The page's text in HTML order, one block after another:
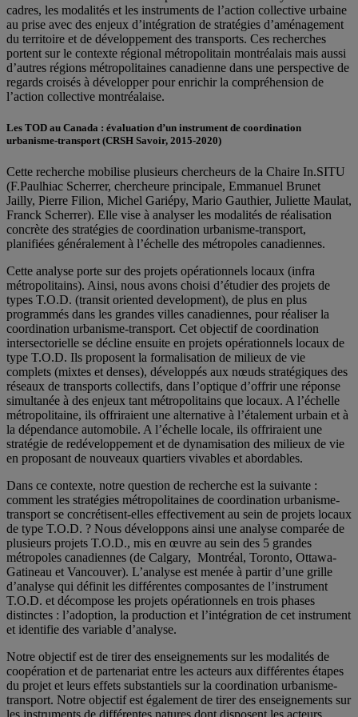
cadres, les modalités et les instruments de l’action collective urbaine
au prise avec des enjeux d’intégration de stratégies d’aménagement
du territoire et de développement des transports. Ces recherches
portent sur le contexte régional métropolitain montréalais mais aussi
d’autres régions métropolitaines canadienne dans une perspective de
regards croisés à développer pour enrichir la compréhension de
l’action collective montréalaise.
Les TOD au Canada : évaluation d’un instrument de coordination
urbanisme-transport (CRSH Savoir, 2015-2020)
Cette recherche mobilise plusieurs chercheurs de la Chaire In.SITU
(F.Paulhiac Scherrer, chercheure principale, Emmanuel Brunet
Jailly, Pierre Filion, Michel Gariépy, Mario Gauthier, Juliette Maulat,
Franck Scherrer). Elle vise à analyser les modalités de réalisation
concrète des stratégies de coordination urbanisme-transport,
planifiées généralement à l’échelle des métropoles canadiennes.
Cette analyse porte sur des projets opérationnels locaux (infra
métropolitains). Ainsi, nous avons choisi d’étudier des projets de
types T.O.D. (transit oriented development), de plus en plus
programmés dans les grandes villes canadiennes, pour réaliser la
coordination urbanisme-transport. Cet objectif de coordination
intersectorielle se décline ensuite en projets opérationnels locaux de
type T.O.D. Ils proposent la formalisation de milieux de vie
complets (mixtes et denses), développés aux nœuds stratégiques des
réseaux de transports collectifs, dans l’optique d’offrir une réponse
simultanée à des enjeux tant métropolitains que locaux. A l’échelle
métropolitaine, ils offriraient une alternative à l’étalement urbain et à
la dépendance automobile. A l’échelle locale, ils offriraient une
stratégie de redéveloppement et de dynamisation des milieux de vie
en proposant de nouveaux quartiers vivables et abordables.
Dans ce contexte, notre question de recherche est la suivante :
comment les stratégies métropolitaines de coordination urbanisme-
transport se concrétisent-elles effectivement au sein de projets locaux
de type T.O.D. ? Nous développons ainsi une analyse comparée de
plusieurs projets T.O.D., mis en œuvre au sein des 5 grandes
métropoles canadiennes (de Calgary, Montréal, Toronto, Ottawa-
Gatineau et Vancouver). L’analyse est menée à partir d’une grille
d’analyse qui définit les différentes composantes de l’instrument
T.O.D. et décompose les projets opérationnels en trois phases
distinctes : l’adoption, la production et l’intégration de cet instrument
et identifie des variable d’analyse.
Notre objectif est de tirer des enseignements sur les modalités de
coopération et de partenariat entre les acteurs aux différentes étapes
du projet et leurs effets substantiels sur la coordination urbanisme-
transport. Notre objectif est également de tirer des enseignements sur